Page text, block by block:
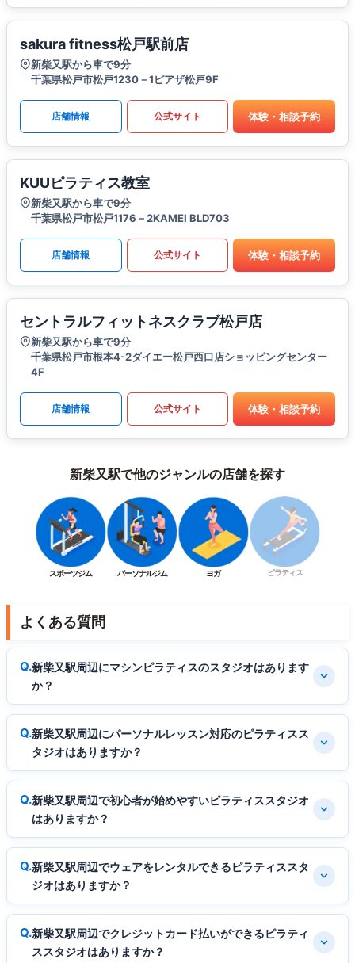
sakura fitness松戸駅前店
新柴又駅から車で9分
千葉県松戸市松戸1230－1ピアザ松戸9F
店舗情報 公式サイト 体験・相談予約
KUUピラティス教室
新柴又駅から車で9分
千葉県松戸市松戸1176－2KAMEI BLD703
店舗情報 公式サイト 体験・相談予約
セントラルフィットネスクラブ松戸店
新柴又駅から車で9分
千葉県松戸市根本4-2ダイエー松戸西口店ショッピングセンター
4F
店舗情報 公式サイト 体験・相談予約
新柴又駅で他のジャンルの店舗を探す
スポーツジム パーソナルジム ヨガ ピラティス
よくある質問
新柴又駅周辺にマシンピラティスのスタジオはあります
か？
新柴又駅周辺にパーソナルレッスン対応のピラティスス
タジオはありますか？
新柴又駅周辺で初心者が始めやすいピラティススタジオ
はありますか？
新柴又駅周辺でウェアをレンタルできるピラティススタ
ジオはありますか？
新柴又駅周辺でクレジットカード払いができるピラティ
ススタジオはありますか？